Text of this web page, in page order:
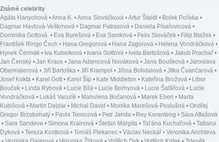
Známé celebrity
Agáta Hanychová •Anna K. •Anna Slováčková •Artur Štaidl • Bolek Polívka •
Dagmar Havlová-Veškrnová • Dagmar Patrasová • Daniela Písařovicová •
Dominika Gottová • Eva Burešová • Eva Samková • Felix Slováček • Filip Blažek •
František Ringo Čech • Hana Gregorová • Hana Zagorová • Helena Vondráčková •
Hynek Čermák • Iva Kubelková • Ivana Gottová • Iveta Bartošová • Jakub Prachař •
Jan Čenský • Jan Kraus • Jana Adamcová Nováková • Jana Boušková • Jaroslava
Obermaierová • Jiří Bartoška • Jiří Krampol • Jiřina Bohdalová • Jitka Čvančarová •
Josef Kokta • Karel Gott • Karel Šíp • Kate Middleton • Kateřina Brožová • Libor
Bouček • Linda Rybová • Lucie Bílá • Lucie Borhyová • Lucie Šafářová • Lucie
Vondráčková • Lukáš Vaculík • Mahulena Bočanová • Marek Eben • Marta
Kubišová • Martin Dejdar • Michal David • Monika Marešová-Poslušná • Ondřej
Gregor Brzobohatý • Pavla Tomicová • Petr Janda • Rey Koranteng • Sára Affašová
• Sara Sandeva • Simona Krainová • Štefan Margita • Taťána Kuchařová • Tatiana
Dyková • Tereza Kostková • Tomáš Plekanec • Václav Neckář • Veronika Arichteva